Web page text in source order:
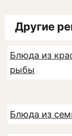
Другие
Блюда из
рыбы
Блюда из